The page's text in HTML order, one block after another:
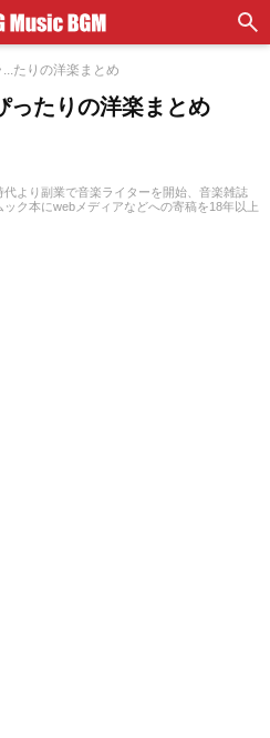
...たりの洋楽まとめ
ったりの洋楽まとめ
代より副業で音楽ライターを開始、音楽雑誌
ク本にwebメディアなどへの寄稿を18年以上